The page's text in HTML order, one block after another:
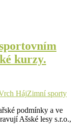
kurzy.
HájZimní sporty
podmínky a ve
Ašské lesy s.r.o.,